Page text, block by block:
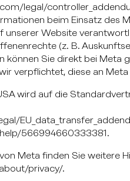
legal/
beim Einsatz des
unserer Website
(z. B.
können Sie direkt bei Meta
verpflichtet, diese an
wird auf die
566994660333381.
Meta finden Sie weitere
privacy/.